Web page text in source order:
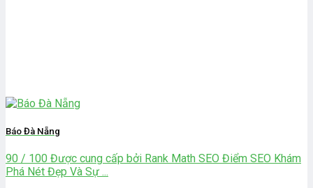
Báo Đà Nẵng
90 / 100 Được cung cấp bởi Rank Math SEO Điểm SEO Khám
Phá Nét Đẹp Và Sự ...